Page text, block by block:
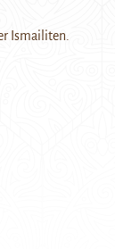
Ismailiten.